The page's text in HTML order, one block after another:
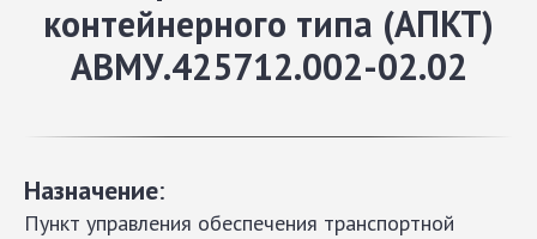
контейнерного типа (АПКТ)
АВМУ.425712.002-02.02
Назначение:
Пункт управления обеспечения транспортной